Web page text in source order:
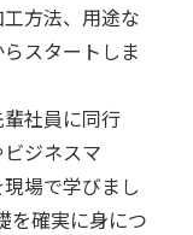
方法、用途な
スタートしま
社員に同行
ジネスマ
場で学びまし
を確実に身につ